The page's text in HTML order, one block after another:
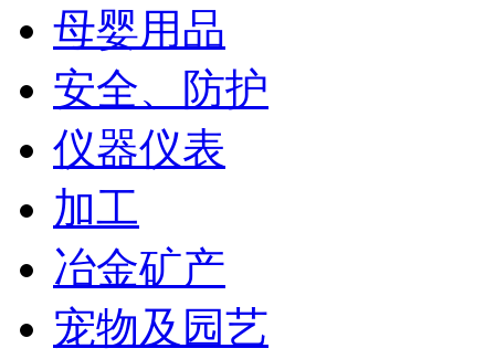
母婴用品
安全、防护
仪器仪表
加工
冶金矿产
宠物及园艺